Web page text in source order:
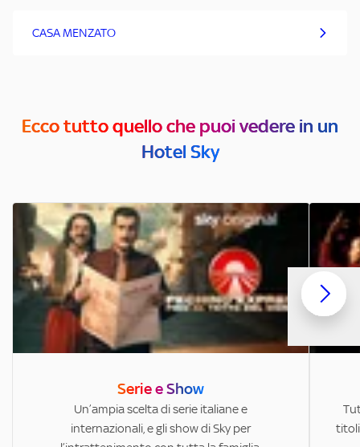
CASA MENZATO
Ecco tutto quello che puoi vedere in un
Hotel Sky
Serie e Show
Un’ampia scelta di serie italiane e
internazionali, e gli show di Sky per
titoli